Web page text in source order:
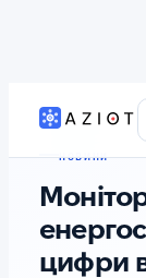
ГОЛОВНА› БЛОГ
НОВИНИ
цифри